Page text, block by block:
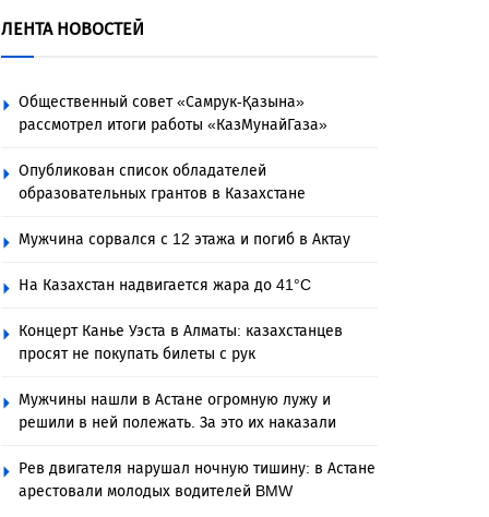
ЛЕНТА НОВОСТЕЙ
Общественный совет «Самрук-Қазына»
рассмотрел итоги работы «КазМунайГаза»
Опубликован список обладателей
образовательных грантов в Казахстане
Мужчина сорвался с 12 этажа и погиб в Актау
На Казахстан надвигается жара до 41°C
Концерт Канье Уэста в Алматы: казахстанцев
просят не покупать билеты с рук
Мужчины нашли в Астане огромную лужу и
решили в ней полежать. За это их наказали
Рев двигателя нарушал ночную тишину: в Астане
арестовали молодых водителей BMW